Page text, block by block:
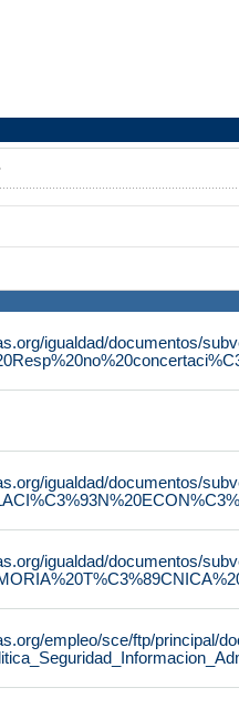
igualdad/documentos/
igualdad/documentos/
igualdad/documentos/
empleo/sce/ftp/principal/